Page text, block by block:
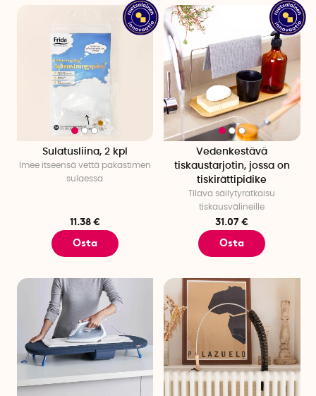
Sulatusliina, 2 kpl
Imee itseensä vettä pakastimen
sulaessa
11.38 €
Osta
Vedenkestävä
tiskaustarjotin, jossa on
tiskirättipidike
Tilava säilytyratkaisu
tiskausvälineille
31.07 €
Osta